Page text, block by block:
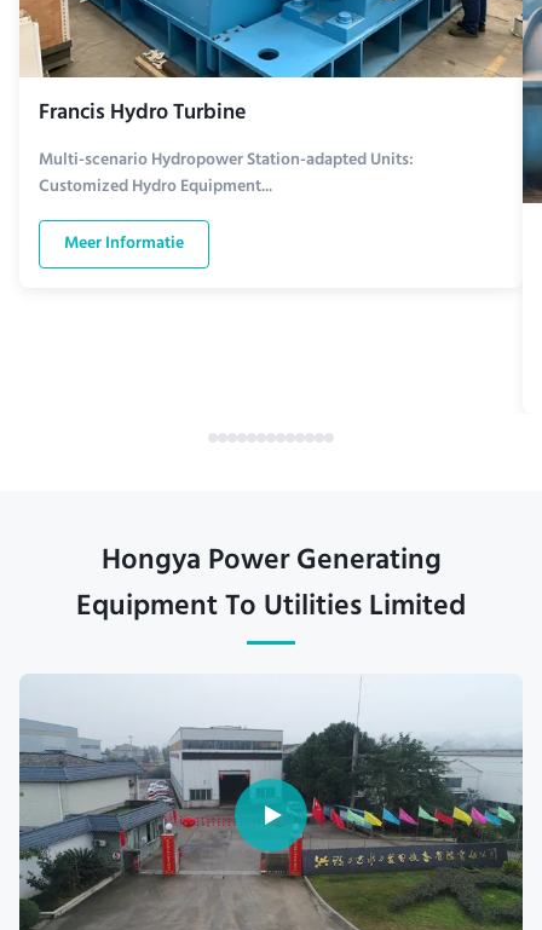
Francis Hydro Turbine
Multi-scenario Hydropower Station-adapted Units:
Customized Hydro Equipment...
Meer Informatie
Hongya Power Generating
Equipment To Utilities Limited